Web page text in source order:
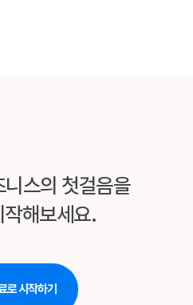
스의 첫걸음을
해보세요.
로 시작하기